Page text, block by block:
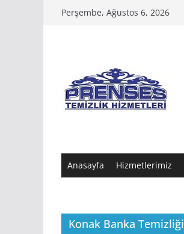
Perşembe, Ağustos 6, 2026
Anasayfa Hizmetlerimiz
Konak Banka Temizliği